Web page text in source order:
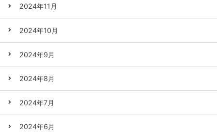
2024年11月
2024年10月
2024年9月
2024年8月
2024年7月
2024年6月